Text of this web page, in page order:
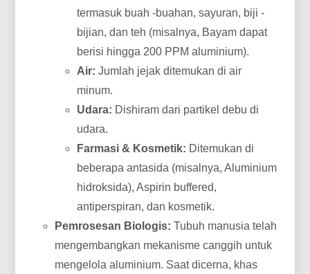
termasuk buah -buahan, sayuran, biji -
bijian, dan teh (misalnya, Bayam dapat
berisi hingga 200 PPM aluminium).
Air: Jumlah jejak ditemukan di air
minum.
Udara: Dishiram dari partikel debu di
udara.
Farmasi & Kosmetik: Ditemukan di
beberapa antasida (misalnya, Aluminium
hidroksida), Aspirin buffered,
antiperspiran, dan kosmetik.
Pemrosesan Biologis: Tubuh manusia telah
mengembangkan mekanisme canggih untuk
mengelola aluminium. Saat dicerna, khas